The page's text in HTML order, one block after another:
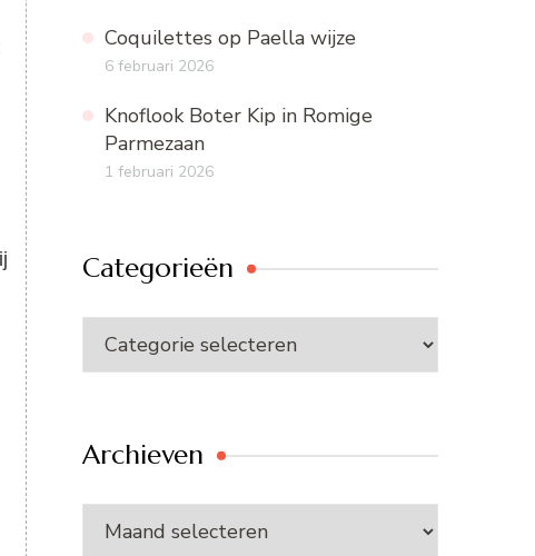
Coquilettes op Paella wijze
6 februari 2026
Knoflook Boter Kip in Romige
Parmezaan
1 februari 2026
Categorieën
Categorieën
Archieven
Archieven